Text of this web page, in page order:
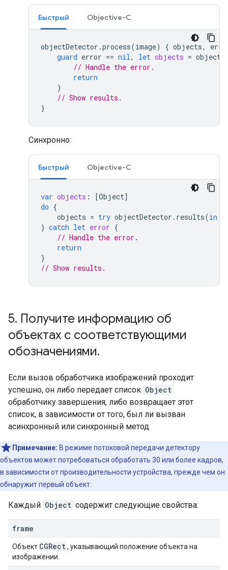
Быстрый Objective-C
objectDetector .process(image) { objects,
guard error == nil, let objects = objects
// Handle the error.
return
}
// Show results.
}
Синхронно:
Быстрый Objective-C
var objects : [Object]
do {
objects = try objectDetector . results(in
} catch let error {
// Handle the error.
return
}
// Show results.
5. Получите информацию об
объектах с соответствующими
обозначениями.
Если вызов обработчика изображений проходит
успешно, он либо передает список Object
обработчику завершения, либо возвращает этот
список, в зависимости от того, был ли вызван
асинхронный или синхронный метод.
Примечание: В режиме потоковой передачи детектору
объектов может потребоваться обработать 30 или более кадров,
в зависимости от производительности устройства, прежде чем он
обнаружит первый объект.
Каждый Object содержит следующие свойства:
frame
Объект CGRect, указывающий положение объекта на
изображении.